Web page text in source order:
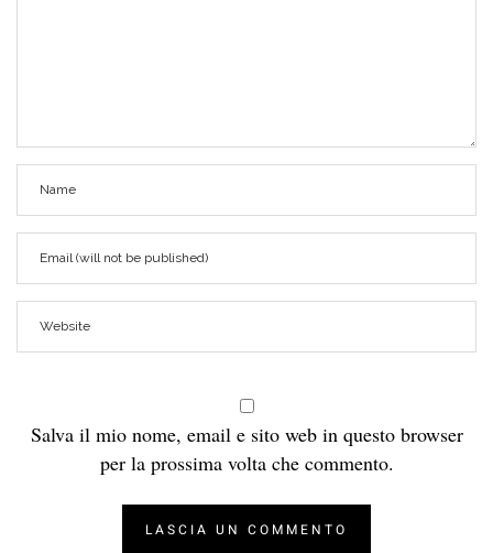
Salva il mio nome, email e sito web in questo browser
per la prossima volta che commento.